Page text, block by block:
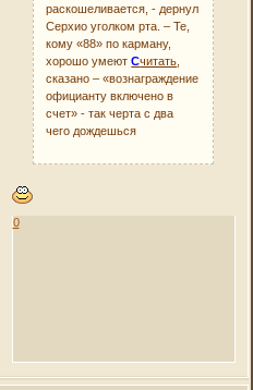
раскошеливается, - дернул
Серхио уголком рта. – Те,
кому «88» по карману,
хорошо умеютСчитать
сказано – «вознаграждение
официанту включено в
счет» - так черта с два
чего дождешься
0